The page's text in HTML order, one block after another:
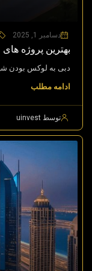
دسامبر 1, 2025
بهترین پروژه
دبی به لوکس بودن
ادامه مطلب
توسط uinvest